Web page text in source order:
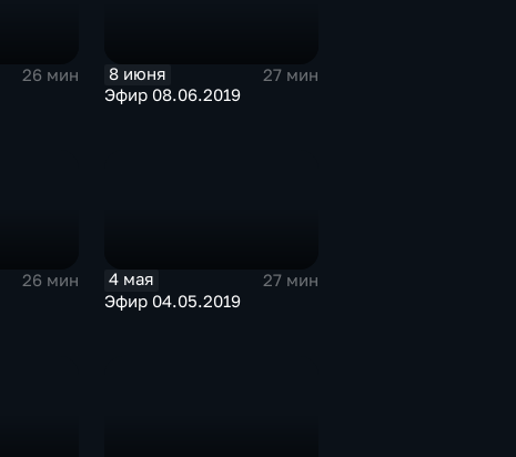
26 мин
8 июня
27 мин
Эфир 08.06.2019
26 мин
4 мая
27 мин
Эфир 04.05.2019